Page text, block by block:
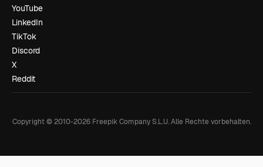
YouTube
LinkedIn
TikTok
Discord
X
Reddit
Copyright © 2010-2026Freepik Company S.L.U. Alle Rechte vorbehalten.